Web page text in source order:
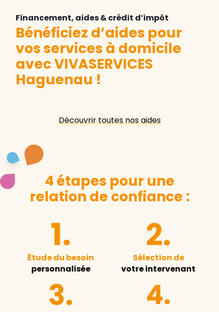
Financement, aides & crédit d’impôt
Bénéficiez d’aides pour
vos services à domicile
avec VIVASERVICES
Haguenau !
Découvrir toutes nos aides
4 étapes pour une
relation de confiance :
Étude du besoin
personnalisée
Sélection de
votre intervenant